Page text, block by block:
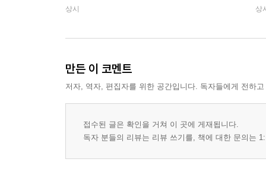
상시 상
만든 이 코멘트
저자, 역자, 편집자를 위한 공간입니다. 독자들에게 전하
접수된 글은 확인을 거쳐 이 곳에 게재됩니다.
독자 분들의 리뷰는 리뷰 쓰기를, 책에 대한 문의는